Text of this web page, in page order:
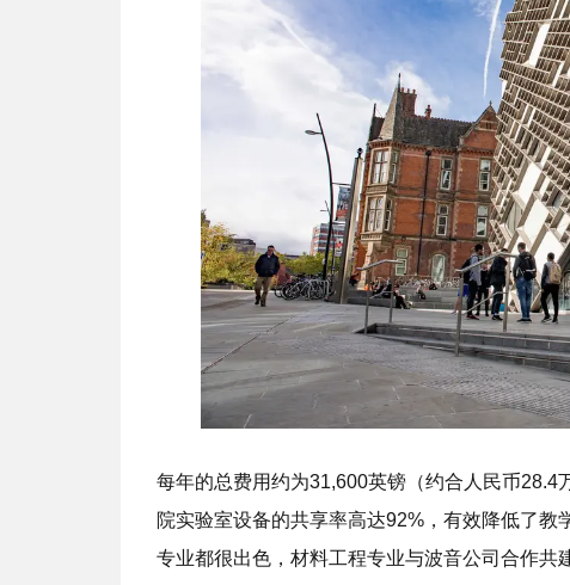
每年的总费用约为31,600英镑（约合人民币
院实验室设备的共享率高达92%，有效降低了
专业都很出色，材料工程专业与波音公司合作